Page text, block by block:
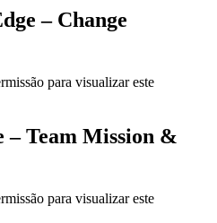
– Change
para visualizar este
– Team Mission &
para visualizar este